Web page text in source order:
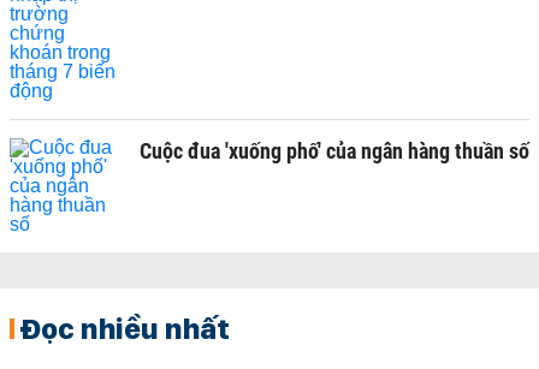
Cuộc đua 'xuống phố' của ngân hàng thuần số
Đọc nhiều nhất